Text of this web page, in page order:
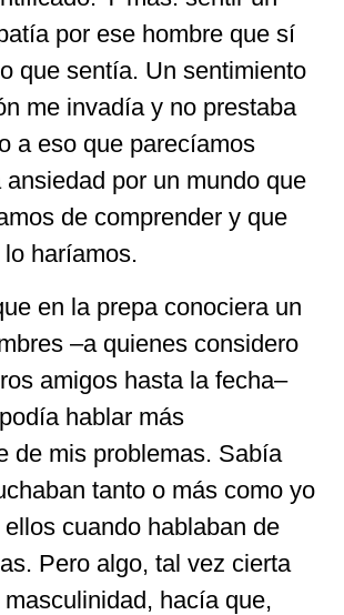
por ese hombre que sí
que sentía. Un sentimiento
me invadía y no prestaba
a eso que parecíamos
ansiedad por un mundo que
de comprender y que
haríamos.
en la prepa conociera un
–a quienes considero
amigos hasta la fecha–
hablar más
de mis problemas. Sabía
tanto o más como yo
cuando hablaban de
Pero algo, tal vez cierta
hacía que,